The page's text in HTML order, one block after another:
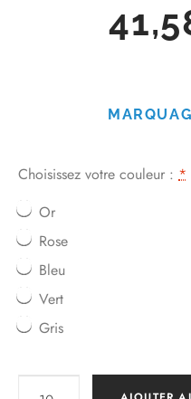
Choisissez votre couleur : *
Or
Rose
Bleu
Vert
Gris